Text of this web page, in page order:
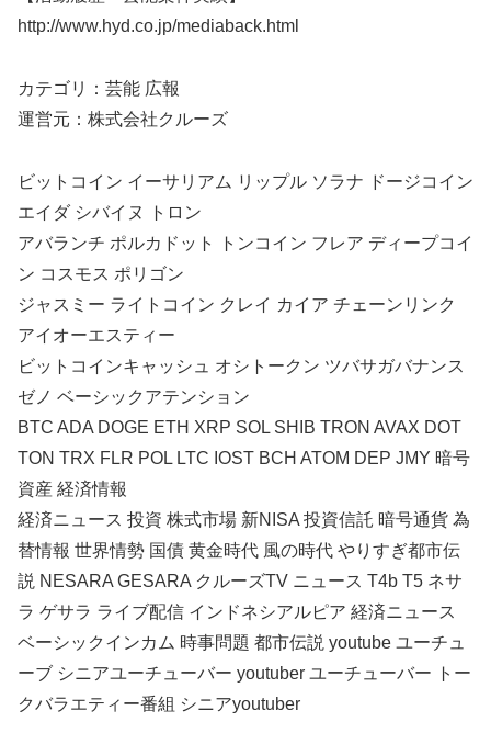
http://www.hyd.co.jp/mediaback.html
カテゴリ：芸能 広報
運営元：株式会社クルーズ
ビットコイン イーサリアム リップル ソラナ ドージコイン
エイダ シバイヌ トロン
アバランチ ポルカドット トンコイン フレア ディープコイ
ン コスモス ポリゴン
ジャスミー ライトコイン クレイ カイア チェーンリンク
アイオーエスティー
ビットコインキャッシュ オシトークン ツバサガバナンス
ゼノ ベーシックアテンション
BTC ADA DOGE ETH XRP SOL SHIB TRON AVAX DOT
TON TRX FLR POL LTC IOST BCH ATOM DEP JMY 暗号
資産 経済情報
経済ニュース 投資 株式市場 新NISA 投資信託 暗号通貨 為
替情報 世界情勢 国債 黄金時代 風の時代 やりすぎ都市伝
説 NESARA GESARA クルーズTV ニュース T4b T5 ネサ
ラ ゲサラ ライブ配信 インドネシアルピア 経済ニュース
ベーシックインカム 時事問題 都市伝説 youtube ユーチュ
ーブ シニアユーチューバー youtuber ユーチューバー トー
クバラエティー番組 シニアyoutuber